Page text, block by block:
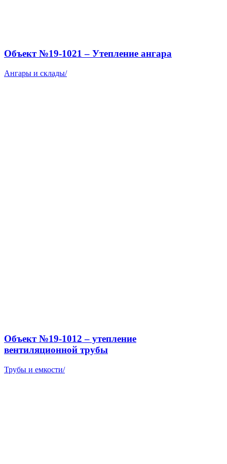
Объект №19-1021 – Утепление ангара
Ангары и склады/
Объект №19-1012 – утепление
вентиляционной трубы
Трубы и емкости/